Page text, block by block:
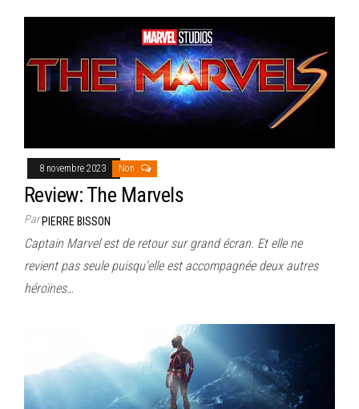
8 novembre 2023 Non
Review: The Marvels
ParPIERRE BISSON
Captain Marvel est de retour sur grand écran. Et elle ne
revient pas seule puisqu’elle est accompagnée deux autres
héroïnes…